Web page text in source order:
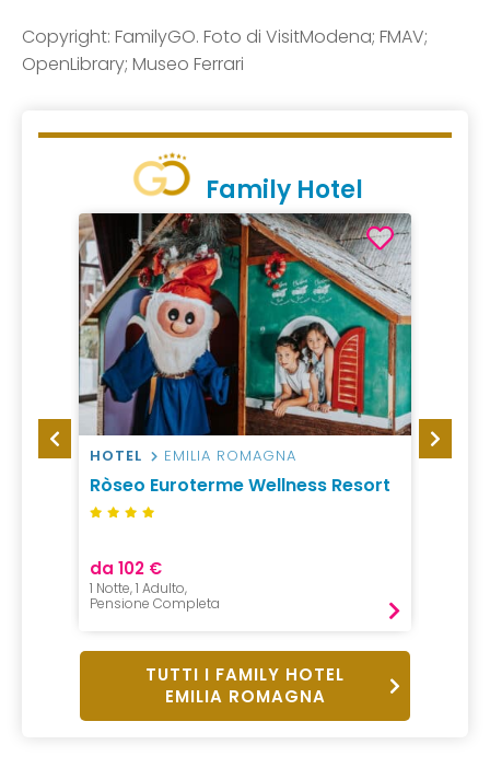
Copyright: FamilyGO. Foto di VisitModena; FMAV;
OpenLibrary; Museo Ferrari
Family Hotel
HOTEL EMILIA ROMAGNA
Ròseo Euroterme Wellness Resort
da 102 €
1 Notte, 1 Adulto,
Pensione Completa
HOTEL
TUTTI I FAMILY HOTEL
EMILIA ROMAGNA